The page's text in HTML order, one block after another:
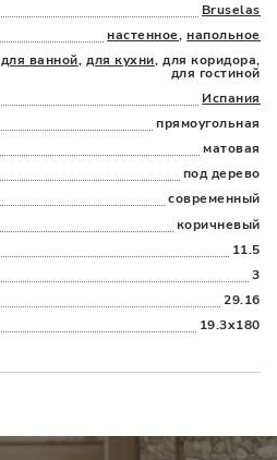
Bruselas
настенное,напольное
для ванной,для кухни, для коридора,
для гостиной
Испания
прямоугольная
матовая
под дерево
современный
коричневый
11.5
3
29.16
19.3x180